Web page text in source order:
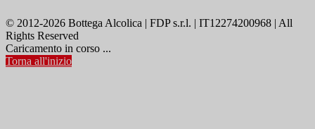
© 2012-2026 Bottega Alcolica | FDP s.r.l. | IT12274200968 | All
Rights Reserved
Caricamento in corso ...
Torna all'inizio